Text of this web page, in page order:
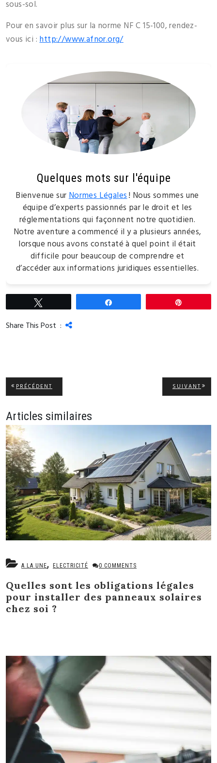
sous-sol.
Pour en savoir plus sur la norme NF C 15-100, rendez-
vous ici :http://www.afnor.org/
Quelques mots sur l'équipe
Bienvenue surNormes Légales! Nous sommes une
équipe d’experts passionnés par le droit et les
réglementations qui façonnent notre quotidien.
Notre aventure a commencé il y a plusieurs années,
lorsque nous avons constaté à quel point il était
difficile pour beaucoup de comprendre et
d’accéder aux informations juridiques essentielles.
Share This Post :
Navigation
de
l’article
PRÉCÉDENT
PRÉCÉDENT:
SUIVANT
Articles similaires
A LA UNE, ELECTRICITÉ 0 COMMENTS
Quelles sont les obligations légales
pour installer des panneaux solaires
chez soi ?